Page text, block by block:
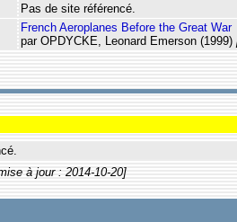
Pas de site référencé.
French Aeroplanes Before the Great War
par OPDYCKE, Leonard Emerson (1999)
à jour : 2014-10-20]